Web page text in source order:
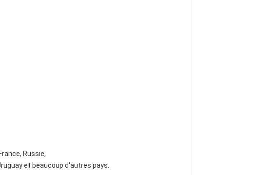
Russie,
et beaucoup d'autres pays.